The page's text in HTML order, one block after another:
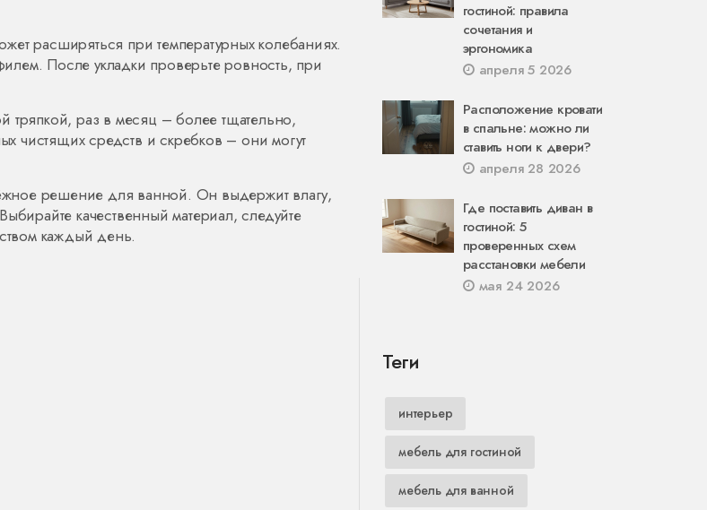
расширяться при температурных колебаниях.
После укладки проверьте ровность, при
тряпкой, раз в месяц – более тщательно,
чистящих средств и скребков – они могут
решение для ванной. Он выдержит влагу,
качественный материал, следуйте
каждый день.
гостиной: правила
сочетания и
эргономика
апреля 5 2026
Расположение кровати
в спальне: можно ли
ставить ноги к двери?
апреля 28 2026
Где поставить диван в
гостиной: 5
проверенных схем
расстановки мебели
мая 24 2026
Теги
интерьер
мебель для гостиной
мебель для ванной